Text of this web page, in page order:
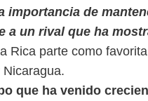
importancia de
a un rival que ha
Rica parte como
que ha venido